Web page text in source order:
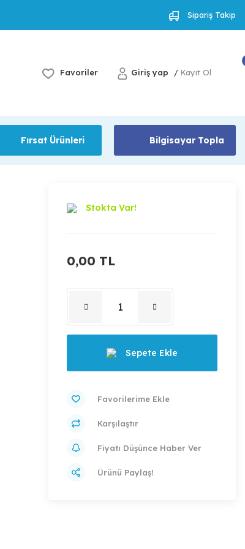
Sipariş Takip
Favoriler Giriş yap / Kayıt Ol
Fırsat Ürünleri Bilgisayar Topla
Stokta Var!
0,00 TL
Sepete Ekle
Karşılaştır
Fiyatı Düşünce Haber Ver
Ürünü Paylaş!